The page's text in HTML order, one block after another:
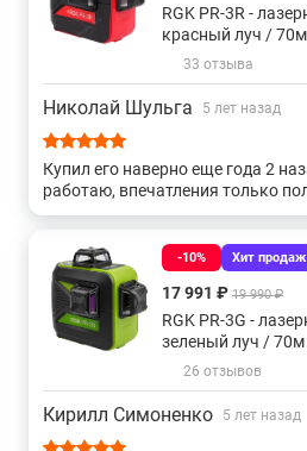
Для стройки Для потолков
3d 360 градусов 5 линий
С красным лучом
Gll 2-10 3d с зеленым лучом
Gll 2-80
RGK PR-3R -
красный луч /
33 отзыва
Николай Шульга 5 лет назад
Купил его наверно еще года 2
работаю, впечатления только
-10% Хит продаж
17 991 ₽ 19 990 ₽
RGK PR-3G -
зеленый луч /
26 отзывов
Кирилл Симоненко 5 лет назад